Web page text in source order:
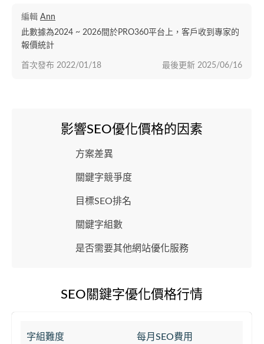
編輯 Ann
此數據為2024 ~ 2026間於PRO360平台上，客戶收到專家的
報價統計
最後更新 2025/06/16
首次發布 2022/01/18
影響SEO優化價格的因素
方案差異
關鍵字競爭度
目標SEO排名
關鍵字組數
是否需要其他網站優化服務
SEO關鍵字優化價格行情
字組難度 每月SEO費用